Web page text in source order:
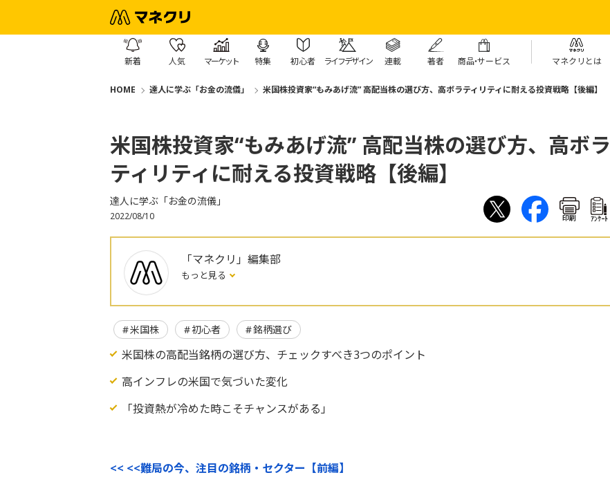
新着 人気 マーケット 特集 初心者 ライフデザイン 連載 著者 商品・サービス マネクリとは
HOME 達人に学ぶ「お金の流儀」 米国株投資家“もみあげ流” 高配当株の選び方、高ボラティリティに耐える投資戦略【後編】
米国株投資家“もみあげ流” 高配当株の選び方、高ボラ
ティリティに耐える投資戦略【後編】
達人に学ぶ「お金の流儀」
2022/08/10 印刷 ｱﾝｹｰﾄ
「マネクリ」編集部
もっと見る
米国株 初心者 銘柄選び
米国株の高配当銘柄の選び方、チェックすべき3つのポイント
高インフレの米国で気づいた変化
「投資熱が冷めた時こそチャンスがある」
<< <<難局の今、注目の銘柄・セクター【前編】